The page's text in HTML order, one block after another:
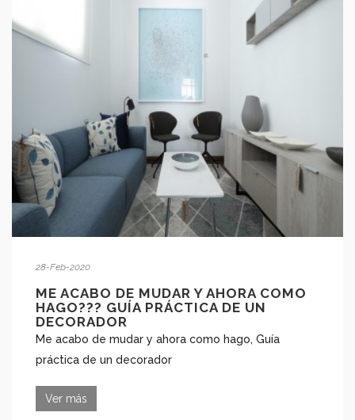
28-Feb-2020
ME ACABO DE MUDAR Y AHORA COMO
HAGO??? GUÍA PRÁCTICA DE UN
DECORADOR
Me acabo de mudar y ahora como hago, Guía
práctica de un decorador
Ver más